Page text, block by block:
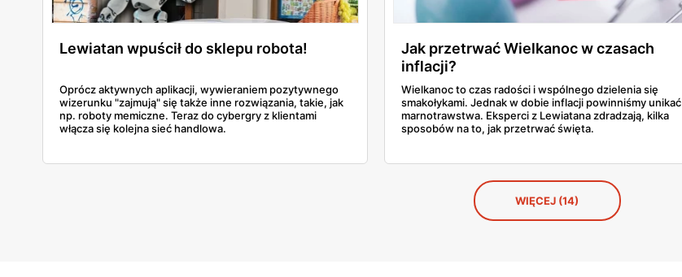
Lewiatan wpuścił do sklepu robota!
Oprócz aktywnych aplikacji, wywieraniem pozytywnego
wizerunku "zajmują" się także inne rozwiązania, takie, jak
np. roboty memiczne. Teraz do cybergry z klientami
włącza się kolejna sieć handlowa.
Jak przetrwać Wielkanoc w czasach
inflacji?
Wielkanoc to czas radości i wspólnego dzielenia się
smakołykami. Jednak w dobie inflacji powinniśmy unikać
marnotrawstwa. Eksperci z Lewiatana zdradzają, kilka
sposobów na to, jak przetrwać święta.
WIĘCEJ (14)